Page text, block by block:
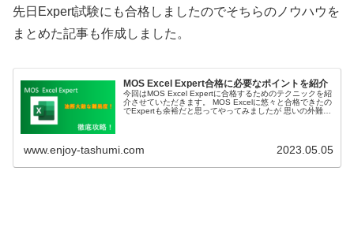
先日Expert試験にも合格しましたのでそちらのノウハウを
まとめた記事も作成しました。
MOS Excel Expert合格に必要なポイントを紹介
今回はMOS Excel Expertに合格するためのテクニックを紹
介させていただきます。 MOS Excelに悠々と合格できたの
でExpertも余裕だと思ってやってみましたが 思いの外難し
www.enjoy-tashumi.com 2023.05.05